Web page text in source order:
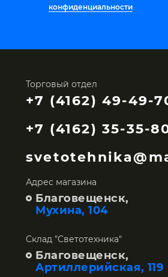
конфиденциальности
Торговый отдел
+7 (4162) 49-49-
+7 (4162) 35-35-
Адрес магазина
Благовещенск,
Мухина, 104
Склад "Светотехника"
Благовещенск,
Артиллерийская, 119